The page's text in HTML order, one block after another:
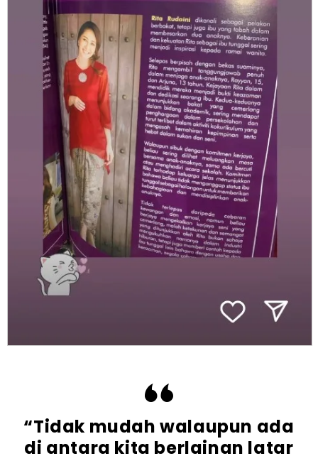
“Tidak mudah walaupun ada
di antara kita berlainan latar